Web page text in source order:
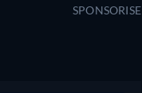
SPONSORISE